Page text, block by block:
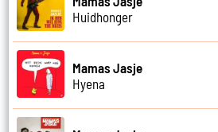
Huidhonger
Mamas Jasje
Hyena